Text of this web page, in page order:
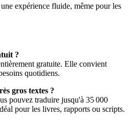
expérience fluide, même pour les
?
gratuite. Elle convient
quotidiens.
gros textes ?
pouvez traduire jusqu'à 35 000
pour les livres, rapports ou scripts.